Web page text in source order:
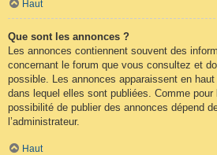
Haut
Que sont les annonces ?
Les annonces contiennent souvent des
concernant le forum que vous consultez et
possible. Les annonces apparaissent en
dans lequel elles sont publiées. Comme
possibilité de publier des annonces dépend
l’administrateur.
Haut